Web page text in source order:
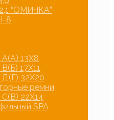
“ОМИЧКА”
8
13Х8
17Х11
Д(Г) 32Х20
ремни
22Х14
SPA